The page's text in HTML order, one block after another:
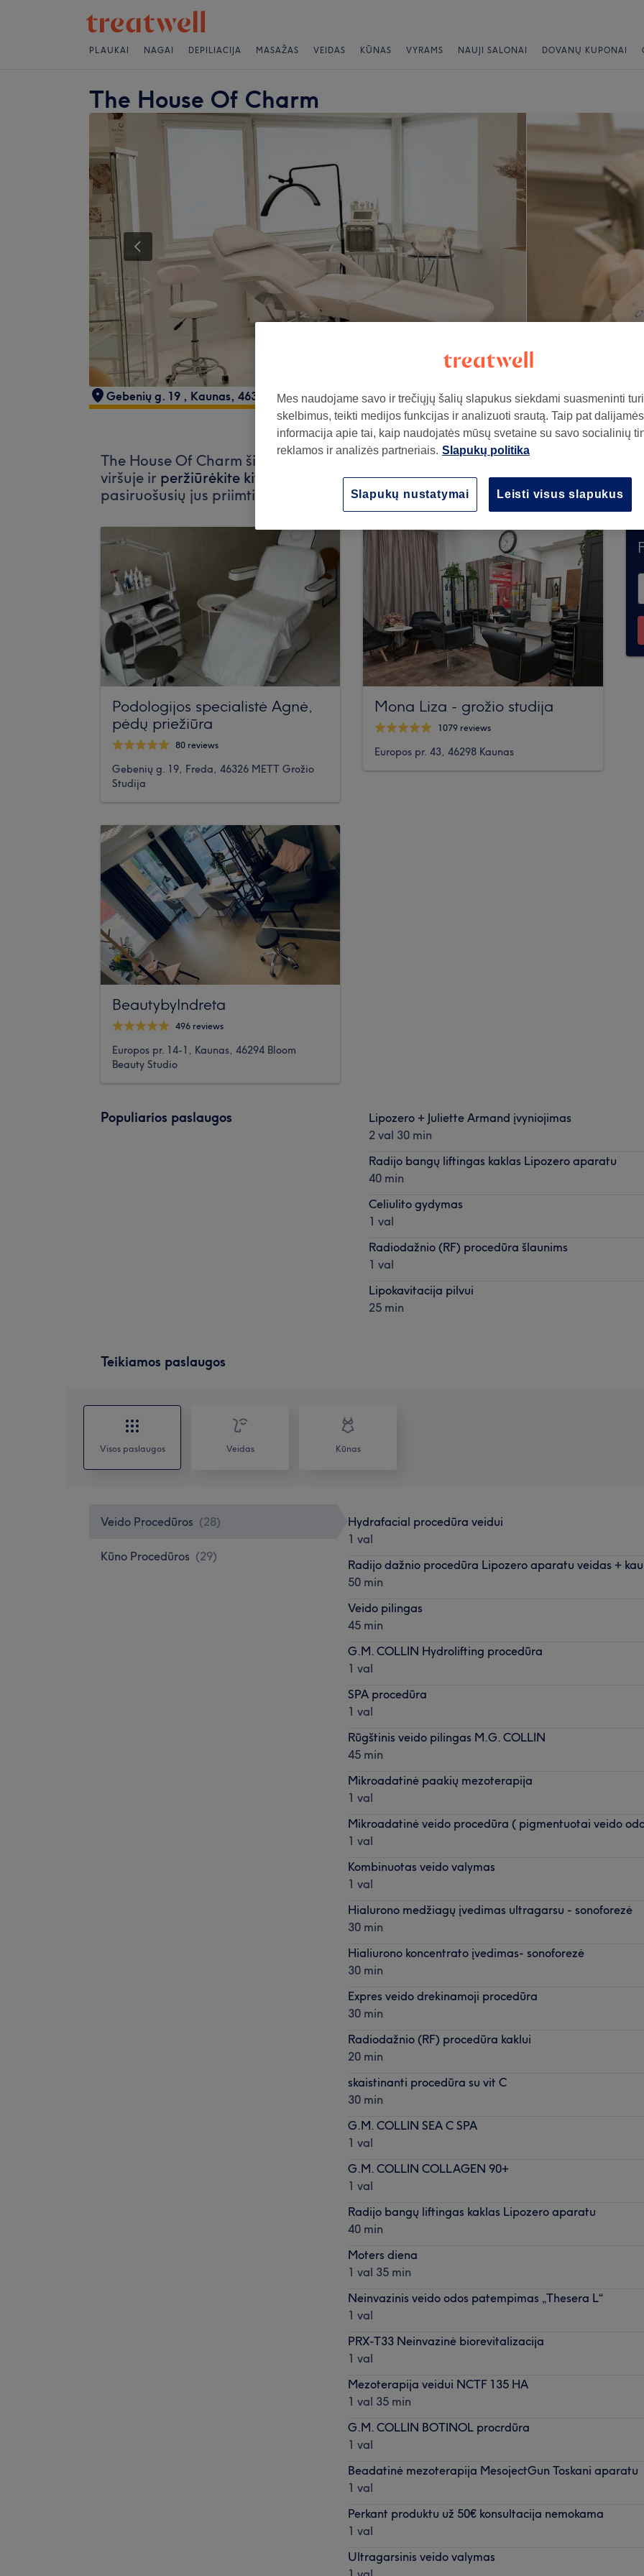
PLAUKAI NAGAI DEPILIACIJA MASAŽAS VEIDAS KŪNAS VYRAMS NAUJI SALONAI DOVANŲ KUPONAI
The House Of Charm
Gebenių g. 19 , Kaunas, 46326
The House Of Charm šiuo metu nepriima rezervacijų per „Treatwell“.
viršuje ir peržiūrėkite kitus jūsų vietovėje esančius salonus. Rasite daugybę
pasiruošusių jus priimti.
Podologijos specialistė Agnė,
pėdų priežiūra
80 reviews
Gebenių g. 19, Freda, 46326 METT Grožio
Studija
BeautybyIndreta
496 reviews
Europos pr. 14-1, Kaunas, 46294 Bloom
Beauty Studio
Mona Liza - grožio studija
1079 reviews
Europos pr. 43, 46298 Kaunas
Populiarios paslaugos
Lipozero + Juliette Armand įvyniojimas
2 val 30 min
Radijo bangų liftingas kaklas Lipozero aparatu
40 min
Celiulito gydymas
1 val
Radiodažnio (RF) procedūra šlaunims
1 val
Lipokavitacija pilvui
25 min
Teikiamos paslaugos
Visos paslaugos Veidas Kūnas
Veido Procedūros (28)
Kūno Procedūros (29)
Hydrafacial procedūra veidui
1 val
Radijo dažnio procedūra Lipozero aparatu veidas +
50 min
Veido pilingas
45 min
G.M. COLLIN Hydrolifting procedūra
1 val
SPA procedūra
1 val
Rūgštinis veido pilingas M.G. COLLIN
45 min
Mikroadatinė paakių mezoterapija
1 val
Mikroadatinė veido procedūra ( pigmentuotai veido
1 val
Kombinuotas veido valymas
1 val
Hialurono medžiagų įvedimas ultragarsu - sonoforezė
30 min
Hialiurono koncentrato įvedimas- sonoforezė
30 min
Expres veido drekinamoji procedūra
30 min
Radiodažnio (RF) procedūra kaklui
20 min
skaistinanti procedūra su vit C
30 min
G.M. COLLIN SEA C SPA
1 val
G.M. COLLIN COLLAGEN 90+
1 val
Radijo bangų liftingas kaklas Lipozero aparatu
40 min
Moters diena
1 val 35 min
Neinvazinis veido odos patempimas „Thesera L“
1 val
PRX-T33 Neinvazinė biorevitalizacija
1 val
Mezoterapija veidui NCTF 135 HA
1 val 35 min
G.M. COLLIN BOTINOL procrdūra
1 val
Beadatinė mezoterapija MesojectGun Toskani aparatu
1 val
Perkant produktu už 50€ konsultacija nemokama
1 val
Ultragarsinis veido valymas
Mes naudojame savo ir trečiųjų šalių slapukus siekdami suasmeninti
skelbimus, teikti medijos funkcijas ir analizuoti srautą. Taip pat dalijamės
informacija apie tai, kaip naudojatės mūsų svetaine su savo socialinių
reklamos ir analizės partneriais. Slapukų politika
Leisti visus slapukus
Slapukų nustatymai